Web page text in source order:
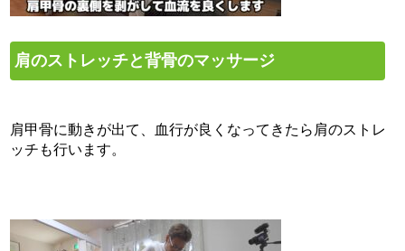
肩のストレッチと背骨のマッサージ
肩甲骨に動きが出て、血行が良くなってきたら肩のストレ
ッチも行います。